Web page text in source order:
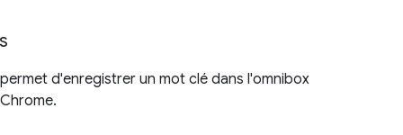
d'enregistrer un mot clé dans l'omnibox